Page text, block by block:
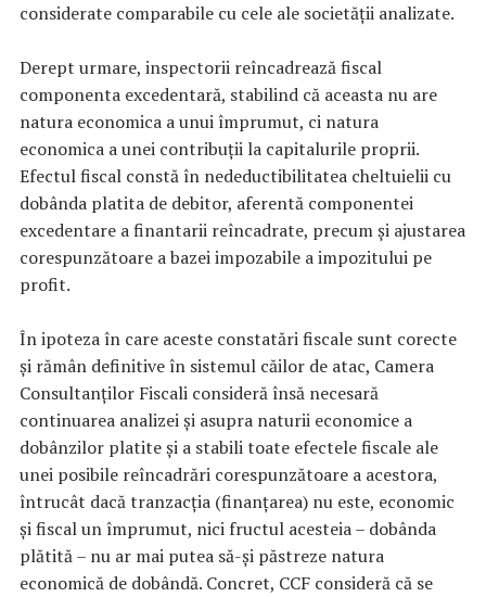
considerate comparabile cu cele ale societății analizate.
Derept urmare, inspectorii reîncadrează fiscal
componenta excedentară, stabilind că aceasta nu are
natura economica a unui împrumut, ci natura
economica a unei contribuții la capitalurile proprii.
Efectul fiscal constă în nedeductibilitatea cheltuielii cu
dobânda platita de debitor, aferentă componentei
excedentare a finantarii reîncadrate, precum și ajustarea
corespunzătoare a bazei impozabile a impozitului pe
profit.
În ipoteza în care aceste constatări fiscale sunt corecte
și rămân definitive în sistemul căilor de atac, Camera
Consultanților Fiscali consideră însă necesară
continuarea analizei și asupra naturii economice a
dobânzilor platite și a stabili toate efectele fiscale ale
unei posibile reîncadrări corespunzătoare a acestora,
întrucât dacă tranzacția (finanțarea) nu este, economic
și fiscal un împrumut, nici fructul acesteia – dobânda
plătită – nu ar mai putea să-și păstreze natura
economică de dobândă. Concret, CCF consideră că se